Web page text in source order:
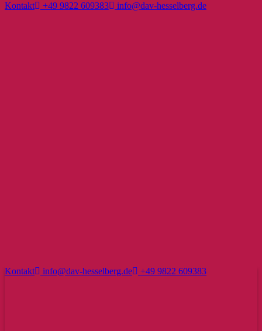
Kontakt +49 9822 609383 info@dav-hesselberg.de
Kontakt info@dav-hesselberg.de +49 9822 609383